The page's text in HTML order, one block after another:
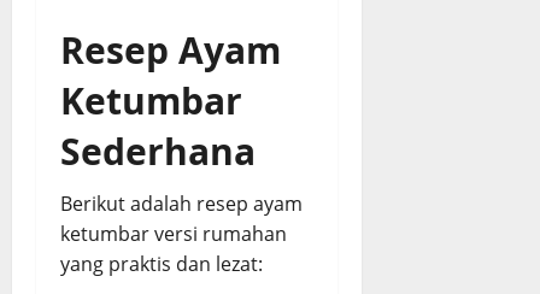
Resep Ayam
Ketumbar
Sederhana
Berikut adalah resep ayam
ketumbar versi rumahan
yang praktis dan lezat: